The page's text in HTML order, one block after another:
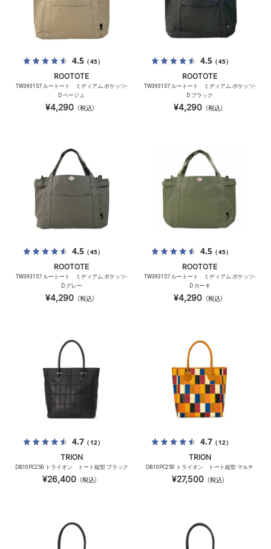
4.5（45）
ROOTOTE
TW393157 ルートート ミディアム.ポケッツ-
D ベージュ
¥4,290（税込）
4.5（45）
ROOTOTE
TW393157 ルートート ミディアム.ポケッツ-
D ブラック
¥4,290（税込）
4.5（45）
ROOTOTE
TW393157 ルートート ミディアム.ポケッツ-
D グレー
¥4,290（税込）
4.5（45）
ROOTOTE
TW393157 ルートート ミディアム.ポケッツ-
D カーキ
¥4,290（税込）
4.7（12）
TRION
DB10PC250 トライオン トート縦型 ブラック
¥26,400 （税込）
4.7（12）
TRION
DB10PC250 トライオン トート縦型 マルチ
¥27,500（税込）